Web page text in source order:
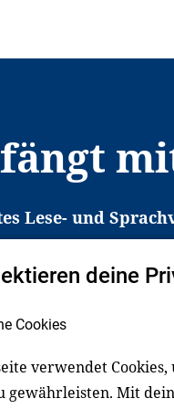
Lese- und
den Zugang
in Deutschland
gezielt an
Dafür
Unternehmen
deine
Cookies
verwendet
gewährleisten. Mit